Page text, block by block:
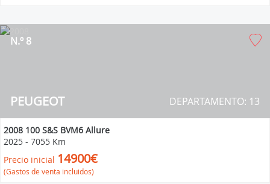
PEUGEOT
N.º 8
DEPARTAMENTO: 13
2008 100 S&S BVM6 Allure
2025 - 7055 Km
Precio inicial 14900€
(Gastos de venta incluidos)